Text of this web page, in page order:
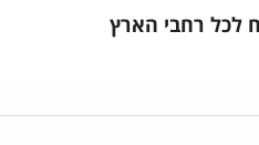
לכל רחבי הארץ